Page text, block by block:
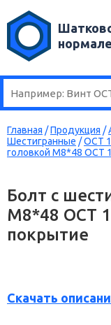
Главная /Продукция /
Шестигранные /ОСТ
головкой М8*48 ОСТ
Болт с
М8*48 ОСТ
покрытие
Скачать